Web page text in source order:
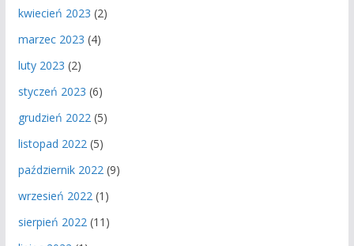
kwiecień 2023 (2)
marzec 2023 (4)
luty 2023 (2)
styczeń 2023 (6)
grudzień 2022 (5)
listopad 2022 (5)
październik 2022 (9)
wrzesień 2022 (1)
sierpień 2022 (11)